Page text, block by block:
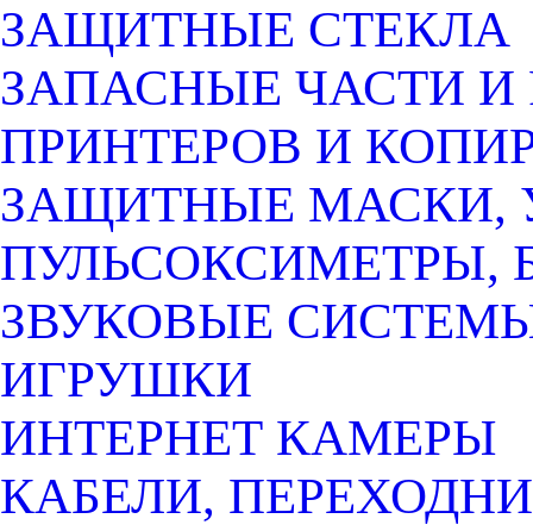
ЗАЩИТНЫЕ СТЕКЛА
ЗАПАСНЫЕ ЧАСТИ
ПРИНТЕРОВ И
ЗАЩИТНЫЕ МАСКИ,
ПУЛЬСОКСИМЕТРЫ,
ЗВУКОВЫЕ
ИГРУШКИ
ИНТЕРНЕТ КАМЕРЫ
КАБЕЛИ,